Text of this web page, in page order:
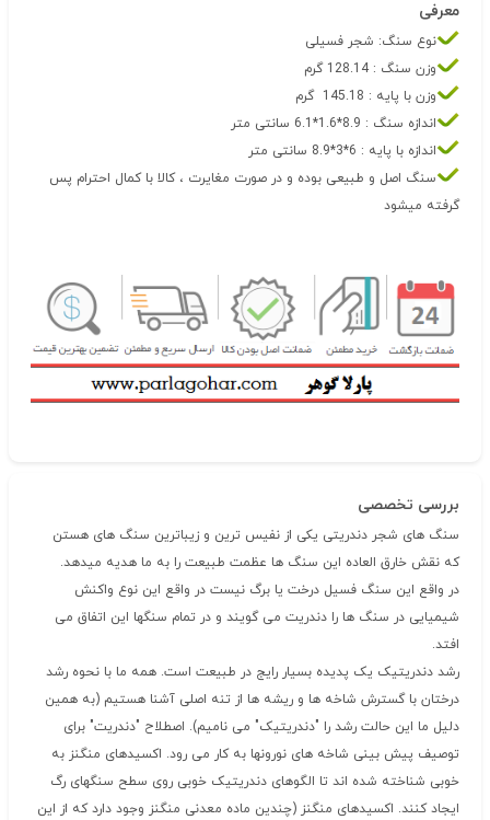
معرفی
نوع سنگ: شجر فسیلی
وزن سنگ : 128.14 گرم
وزن با پایه : 145.18 گرم
اندازه سنگ : 8.9*1.6*6.1 سانتی متر
اندازه با پایه : 6*3*8.9 سانتی متر
سنگ اصل و طبیعی بوده و در صورت مغایرت ، کالا با کمال احترام پس
گرفته میشود
بررسی تخصصی
سنگ های شجر دندریتی یکی از نفیس ترین و زیباترین سنگ های هستن
که نقش خارق العاده این سنگ ها عظمت طبیعت را به ما هدیه میدهد.
در واقع این سنگ فسیل درخت یا برگ نیست در واقع این نوع واکنش
شیمیایی در سنگ ها را دندریت می گویند و در تمام سنگها این اتفاق می
افتد.
رشد دندریتیک یک پدیده بسیار رایج در طبیعت است. همه ما با نحوه رشد
درختان با گسترش شاخه ها و ریشه ها از تنه اصلی آشنا هستیم (به همین
دلیل ما این حالت رشد را "دندریتیک" می نامیم). اصطلاح "دندریت" برای
توصیف پیش بینی شاخه های نورونها به کار می رود. اکسیدهای منگنز به
خوبی شناخته شده اند تا الگوهای دندریتیک خوبی روی سطح سنگهای رگ
ایجاد کنند. اکسیدهای منگنز (چندین ماده معدنی منگنز وجود دارد که از این